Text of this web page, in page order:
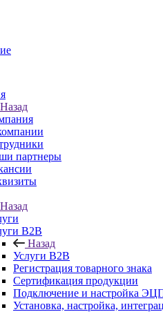
Назад
партнеры
Назад
B2B
Назад
Услуги B2B
Регистрация товарного знака
Сертификация продукции
Подключение и настройка
Установка, настройка,